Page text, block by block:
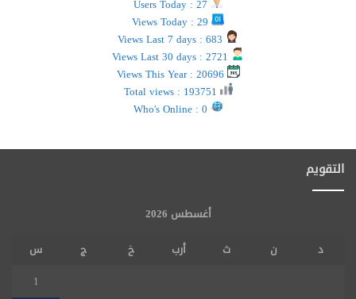
التقويم
أغسطس 2026
د
ن ث أرب خ ج
س
1